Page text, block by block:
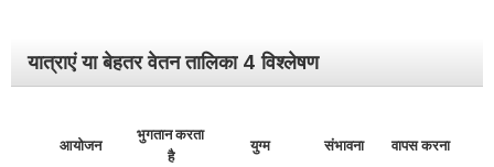
यात्राएं या बेहतर वेतन तालिका 4 विश्लेषण
आयोजन
भुगतान करता
है
युग्म संभावना वापस करना